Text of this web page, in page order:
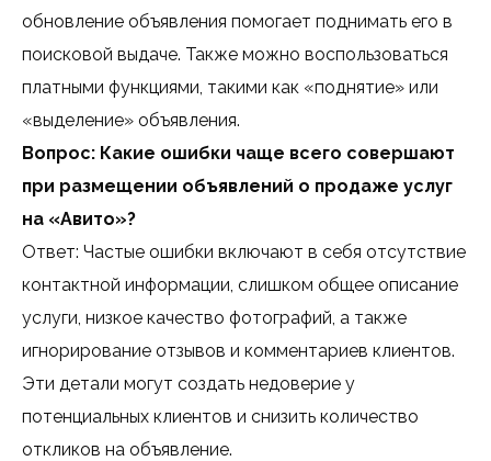
обновление объявления помогает поднимать его в
поисковой выдаче. Также можно воспользоваться
платными функциями, такими как «поднятие» или
«выделение» объявления.
Вопрос: Какие ошибки чаще всего совершают
при размещении объявлений о продаже услуг
на «Авито»?
Ответ: Частые ошибки включают в себя отсутствие
контактной информации, слишком общее описание
услуги, низкое качество фотографий, а также
игнорирование отзывов и комментариев клиентов.
Эти детали могут создать недоверие у
потенциальных клиентов и снизить количество
откликов на объявление.